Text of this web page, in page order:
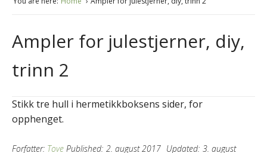
Ampler for julestjerner, diy,
trinn 2
Stikk tre hull i hermetikkboksens sider, for
opphenget.
Forfatter: Tove Published: 2. august 2017 Updated: 3. august